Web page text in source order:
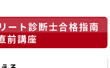
ト診断士合格指南
講座